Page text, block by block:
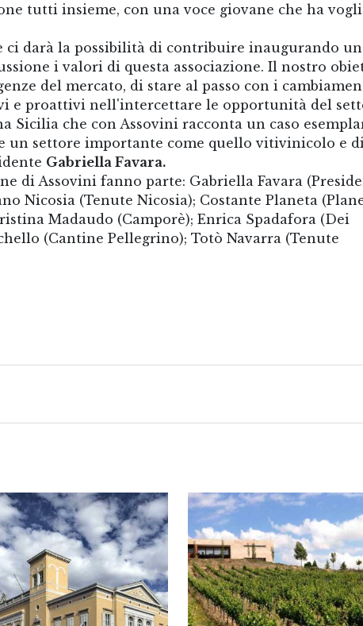
tutti insieme, con una voce giovane che ha
ci darà la possibilità di contribuire inaugurando un
i valori di questa associazione. Il nostro
del mercato, di stare al passo con i
e proattivi nell'intercettare le opportunità del
Sicilia che con Assovini racconta un caso
un settore importante come quello vitivinicolo e
Gabriella Favara.
di Assovini fanno parte: Gabriella Favara
Nicosia (Tenute Nicosia); Costante Planeta
Madaudo (Camporè); Enrica Spadafora (Dei
(Cantine Pellegrino); Totò Navarra (Tenute